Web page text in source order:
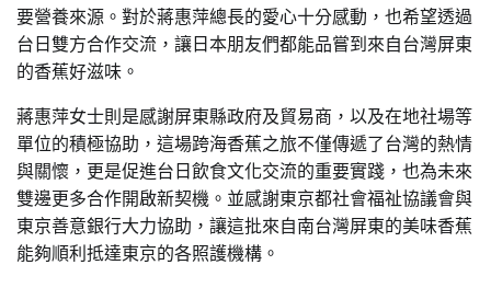
要營養來源。對於蔣惠萍總長的愛心十分感動，也希望透過
台日雙方合作交流，讓日本朋友們都能品嘗到來自台灣屏東
的香蕉好滋味。
蔣惠萍女士則是感謝屏東縣政府及貿易商，以及在地社場等
單位的積極協助，這場跨海香蕉之旅不僅傳遞了台灣的熱情
與關懷，更是促進台日飲食文化交流的重要實踐，也為未來
雙邊更多合作開啟新契機。並感謝東京都社會福祉協議會與
東京善意銀行大力協助，讓這批來自南台灣屏東的美味香蕉
能夠順利抵達東京的各照護機構。